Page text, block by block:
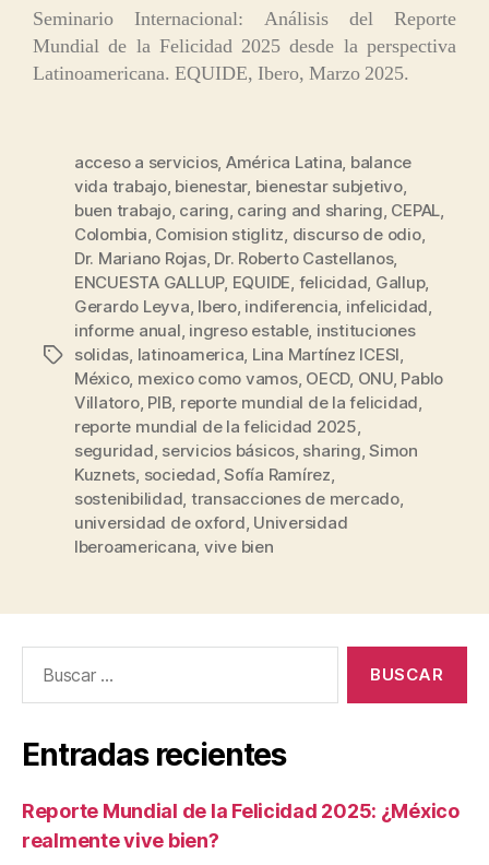
Seminario Internacional: Análisis del Reporte
Mundial de la Felicidad 2025 desde la perspectiva
Latinoamericana. EQUIDE, Ibero, Marzo 2025.
acceso a servicios, América Latina, balance
vida trabajo, bienestar, bienestar subjetivo,
buen trabajo, caring, caring and sharing, CEPAL,
Colombia, Comision stiglitz, discurso de odio,
Dr. Mariano Rojas, Dr. Roberto Castellanos,
ENCUESTA GALLUP, EQUIDE, felicidad, Gallup,
Gerardo Leyva, Ibero, indiferencia, infelicidad,
informe anual, ingreso estable, instituciones
solidas, latinoamerica, Lina Martínez ICESI,
México, mexico como vamos, OECD, ONU, Pablo
Villatoro, PIB, reporte mundial de la felicidad,
reporte mundial de la felicidad 2025,
seguridad, servicios básicos, sharing,Simon
Kuznets, sociedad,Sofía Ramírez,
sostenibilidad, transacciones de mercado,
universidad de oxford, Universidad
Iberoamericana, vive bien
Entradas recientes
Reporte Mundial de la Felicidad 2025: ¿México
realmente vive bien?